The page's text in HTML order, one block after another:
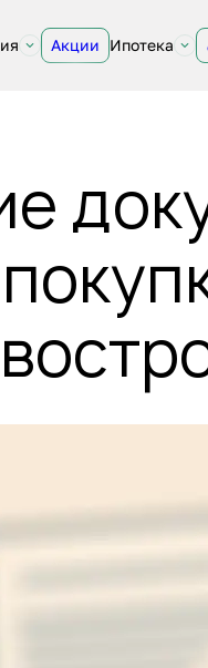
Акции Ипотека